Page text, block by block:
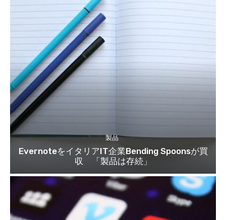
製品
EvernoteをイタリアIT企業Bending Spoonsが買
収 「製品は存続」